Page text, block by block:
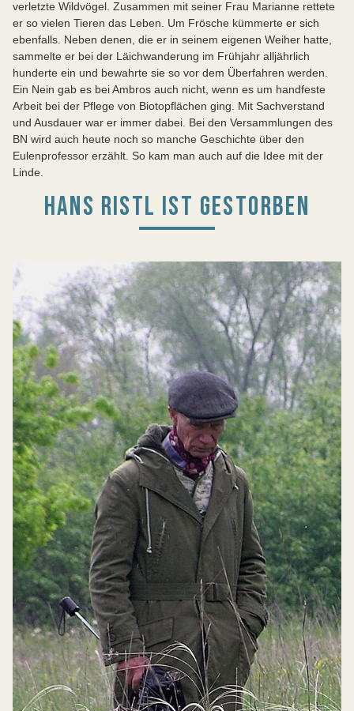
verletzte Wildvögel. Zusammen mit seiner Frau Marianne rettete
er so vielen Tieren das Leben. Um Frösche kümmerte er sich
ebenfalls. Neben denen, die er in seinem eigenen Weiher hatte,
sammelte er bei der Läichwanderung im Frühjahr alljährlich
hunderte ein und bewahrte sie so vor dem Überfahren werden.
Ein Nein gab es bei Ambros auch nicht, wenn es um handfeste
Arbeit bei der Pflege von Biotopflächen ging. Mit Sachverstand
und Ausdauer war er immer dabei. Bei den Versammlungen des
BN wird auch heute noch so manche Geschichte über den
Eulenprofessor erzählt. So kam man auch auf die Idee mit der
Linde.
HANS RISTL IST GESTORBEN